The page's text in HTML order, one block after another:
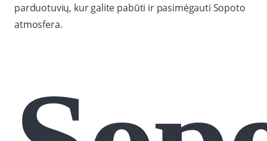
parduotuvių, kur galite pabūti ir pasimėgauti Sopoto
atmosfera.